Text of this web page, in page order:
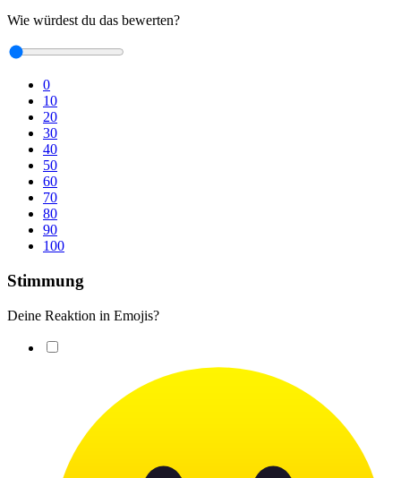
Wie würdest du das bewerten?
0
10
20
30
40
50
60
70
80
90
100
Stimmung
Deine Reaktion in Emojis?